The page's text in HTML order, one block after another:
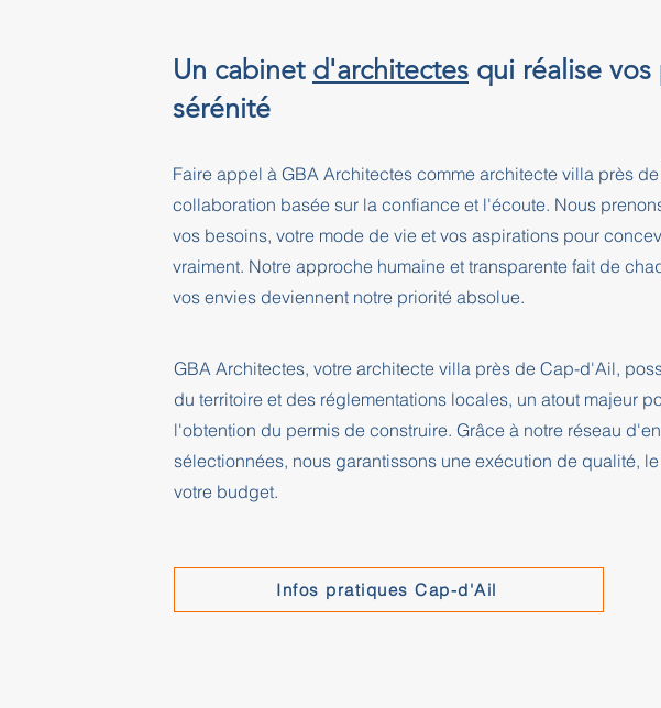
Un cabinet d'architectes qui réalise
sérénité
Faire appel à GBA Architectes comme architecte villa près
collaboration basée sur la confiance et l'écoute. Nous
vos besoins, votre mode de vie et vos aspirations pour
vraiment. Notre approche humaine et transparente fait de
vos envies deviennent notre priorité absolue.
GBA Architectes, votre architecte villa près de Cap-d'Ail,
du territoire et des réglementations locales, un atout majeur
l'obtention du permis de construire. Grâce à notre réseau
sélectionnées, nous garantissons une exécution de qualité,
votre budget.
Infos pratiques Cap-d'Ail